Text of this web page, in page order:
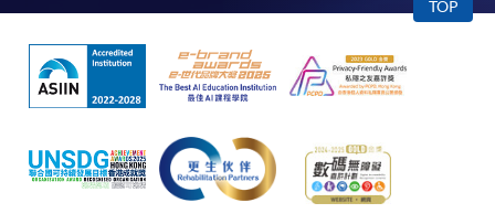
報讀同一學歷頒授課程內其他單元
個別課程為須報讀同一學歷頒授課程及其他單元或繳
程設有此服務，課程負責人會通知學員有關程序。
網上支付可通過「繳費靈」(PPS) (不適用於手機)、
TOP